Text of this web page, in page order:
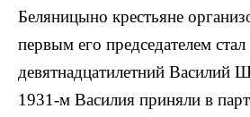
Беляницыно крестьяне
первым его председате­лем стал
девятнадцатилетний Василий
1931-м Василия приняли в